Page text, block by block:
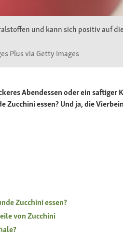
und kann sich positiv auf
Plus via Getty Images
Abendessen oder ein
Zucchini essen? Und ja, die
Zucchini essen?
von Zucchini